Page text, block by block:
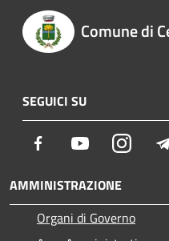
Comune di
SEGUICI SU
Facebook Youtube
AMMINISTRAZIONE
Organi di Governo